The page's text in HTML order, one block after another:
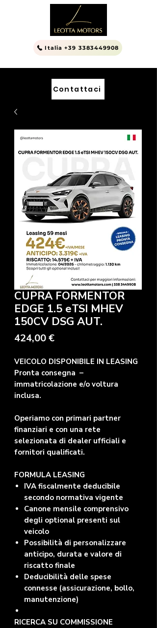
Italia +39 3383449908
Contattaci
CUPRA FORMENTOR
EDGE 1.5 eTSI MHEV
150CV DSG AUT.
424,00 €Prezzo
VEICOLO DISPONIBILE IN LEASING
Pronta consegna –
immatricolazione e/o voltura
inclusa.
Operiamo con primari partner
finanziari e con una rete
selezionata di dealer ufficiali e
fornitori qualificati.
FORMULA LEASING
IVA fiscalmente deducibile
secondo normativa vigente
Canone mensile comprensivo
degli optional presenti sul
veicolo
Possibilità di personalizzare
anticipo, durata e valore di
riscatto finale
Deducibilità delle spese
connesse (assicurazione, bollo,
manutenzione)
RICERCA SU COMMISSIONE